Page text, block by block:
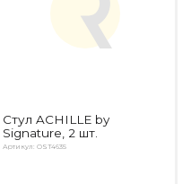
Стул ACHILLE by
Signature, 2 шт.
Артикул: OST4635